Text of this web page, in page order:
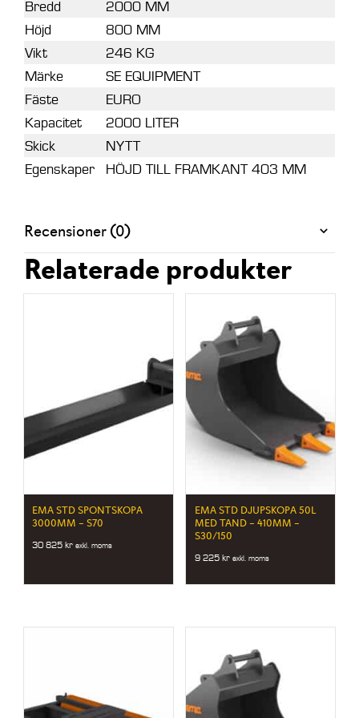
Bredd
2000 MM
Höjd
800 MM
Vikt
246 KG
Märke
SE EQUIPMENT
Fäste
EURO
Kapacitet
2000 LITER
Skick
NYTT
Egenskaper
HÖJD TILL FRAMKANT 403 MM
Recensioner (0)
Relaterade produkter
EMA STD SPONTSKOPA
3000MM – S70
30 825kr exkl. moms
EMA STD DJUPSKOPA 50L
MED TAND – 410MM –
S30/150
9 225 kr exkl. moms